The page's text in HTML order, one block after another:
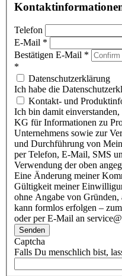
Telefon
E-Mail *
Bestätigen E-Mail *
*
Datenschutzerklärung
Ich habe die
Kontakt- und
Ich bin damit
KG für Informationen zu
Unternehmens sowie zur
und Durchführung von
per Telefon, E-Mail, SMS
Verwendung der oben
Eine Änderung meiner
Gültigkeit meiner
ohne Angabe von
kann formlos erfolgen –
oder per E-Mail an
Senden
Captcha
Falls Du menschlich bist,